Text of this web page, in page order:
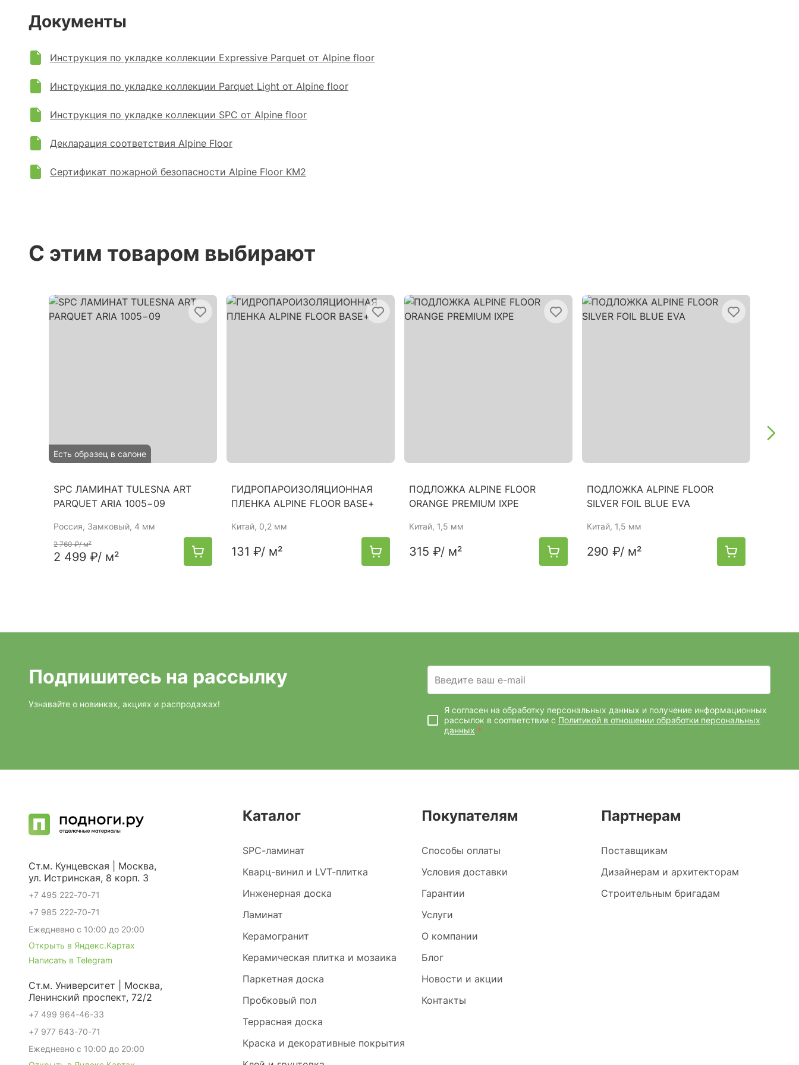
Документы
Инструкция по укладке коллекции Expressive Parquet от Alpine floor
Инструкция по укладке коллекции Parquet Light от Alpine floor
Инструкция по укладке коллекции SPC от Alpine floor
Декларация соответствия Alpine Floor
Сертификат пожарной безопасности Alpine Floor KM2
С этим товаром выбирают
Есть образец в салоне
SPC ЛАМИНАТ TULESNA ART
PARQUET ARIA 1005−09
Россия, Замковый, 4 мм
2 760 ₽/ м²
2 499 ₽/ м²
ГИДРОПАРОИЗОЛЯЦИОННАЯ
ПЛЕНКА ALPINE FLOOR BASE+
Китай, 0,2 мм
131 ₽/ м²
ПОДЛОЖКА ALPINE FLOOR
ORANGE PREMIUM IXPE
Китай, 1,5 мм
315 ₽/ м²
ПОДЛОЖКА ALPINE FLOOR
SILVER FOIL BLUE EVA
Китай, 1,5 мм
290 ₽/ м²
Подпишитесь на рассылку
Узнавайте о новинках, акциях и распродажах!
Введите ваш e-mail
Я согласен на обработку персональных данных и получение информационных
рассылок в соответствии с Политикой в отношении обработки персональных
данных *
Каталог
SPC-ламинат
Кварц-винил и LVT-плитка
Инженерная доска
Ламинат
Керамогранит
Керамическая плитка и мозаика
Паркетная доска
Пробковый пол
Террасная доска
Краска и декоративные покрытия
Покупателям
Способы оплаты
Условия доставки
Гарантии
Услуги
О компании
Блог
Новости и акции
Контакты
Партнерам
Поставщикам
Дизайнерам и архитекторам
Строительным бригадам
Ст.м. Кунцевская | Москва,
ул. Истринская, 8 корп. 3
+7 495 222-70-71
+7 985 222-70-71
Ежедневно с 10:00 до 20:00
Открыть в Яндекс.Картах
Написать в Telegram
Ст.м. Университет | Москва,
Ленинский проспект, 72/2
+7 499 964-46-33
+7 977 643-70-71
Ежедневно с 10:00 до 20:00